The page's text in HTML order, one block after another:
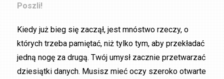
Poszli!
Kiedy już bieg się zaczął, jest mnóstwo rzeczy, o
których trzeba pamiętać, niż tylko tym, aby przekładać
jedną nogę za drugą. Twój umysł zacznie przetwarzać
dziesiątki danych. Musisz mieć oczy szeroko otwarte